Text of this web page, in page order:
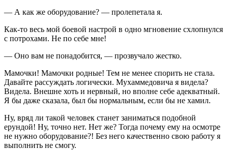
— А как же оборудование? — пролепетала я.
Как-то весь мой боевой настрой в одно мгновение схлопнулся
с потрохами. Не по себе мне!
— Оно вам не понадобится, — прозвучало жестко.
Мамочки! Мамочки родные! Тем не менее спорить не стала.
Давайте рассуждать логически. Мухаммедовича я видела?
Видела. Внешне хоть и нервный, но вполне себе адекватный.
Я бы даже сказала, был бы нормальным, если бы не хамил.
Ну, вряд ли такой человек станет заниматься подобной
ерундой! Ну, точно нет. Нет же? Тогда почему ему на осмотре
не нужно оборудование?! Без него качественно свою работу я
выполнить не смогу.